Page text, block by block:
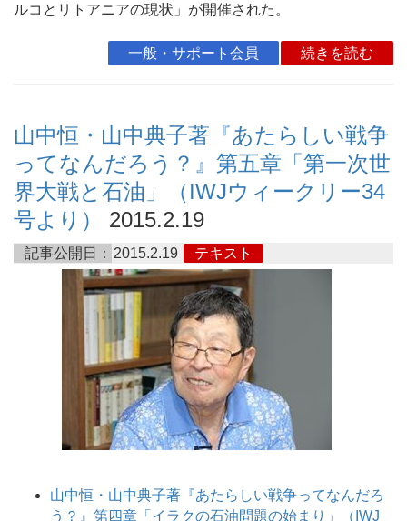
ルコとリトアニアの現状」が開催された。
一般・サポート会員 続きを読む
山中恒・山中典子著『あたらしい戦争
ってなんだろう？』第五章「第一次世
界大戦と石油」（IWJウィークリー34
号より）
2015.2.19
記事公開日： 2015.2.19 テキスト
山中恒・山中典子著『あたらしい戦争ってなんだろ
う？』第四章「イラクの石油問題の始まり」（IWJ